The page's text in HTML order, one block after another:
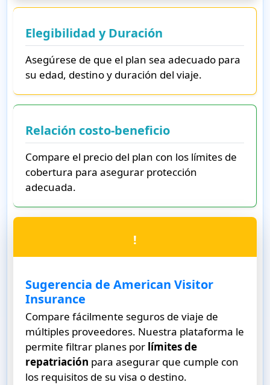
Elegibilidad y Duración
Asegúrese de que el plan sea adecuado para
su edad, destino y duración del viaje.
Relación costo-beneficio
Compare el precio del plan con los límites de
cobertura para asegurar protección
adecuada.
!
Sugerencia de American Visitor
Insurance
Compare fácilmente seguros de viaje de
múltiples proveedores. Nuestra plataforma le
permite filtrar planes por límites de
repatriación para asegurar que cumple con
los requisitos de su visa o destino.